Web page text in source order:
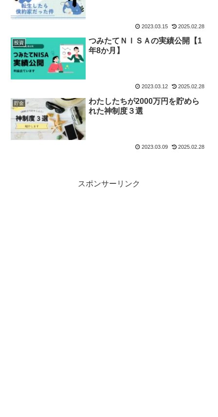
2023.03.15 2025.02.28
投資
つみたてＮＩＳＡの実績公開【1
年8か月】
2023.03.12 2025.02.28
貯金
わたしたちが2000万円を貯めら
れた神制度３選
2023.03.09 2025.02.28
スポンサーリンク